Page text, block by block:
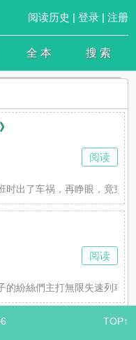
阅读历史 | 登录| 注册
全 本 搜 索
时出了车祸，再睁眼，竟穿
阅读
的紛絲們主打無限失速列車
阅读
TOP↑